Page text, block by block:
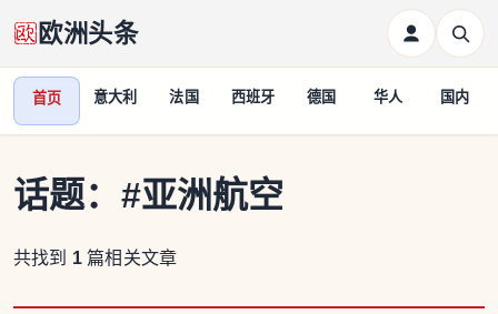
欧洲头条
首页 意大利 法国 西班牙 德国 华人 国内
话题： #亚洲航空
共找到 1 篇相关文章